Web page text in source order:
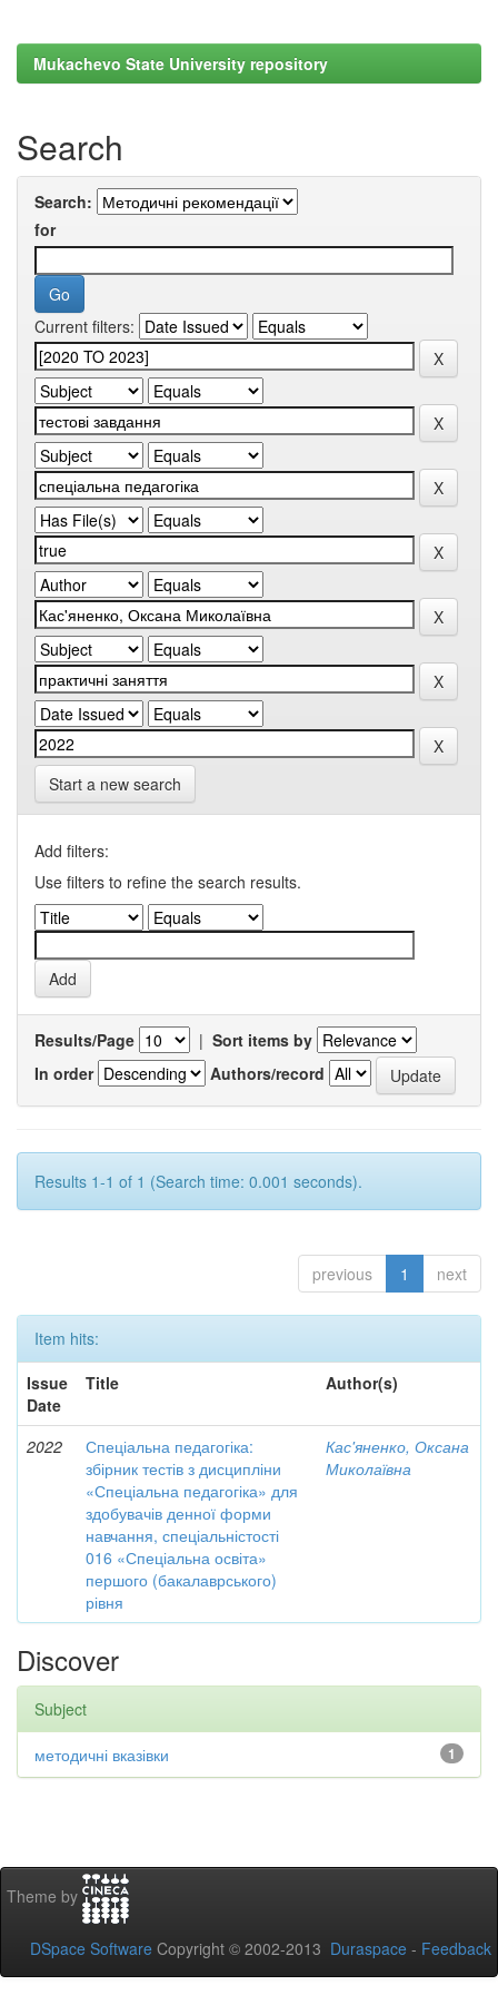
Mukachevo State University repository
Search
Search:
for
Current filters:
Start a new search
Add filters:
Use filters to refine the search results.
Results/Page | Sort items by
In order
Authors/record
Results 1-1 of 1 (Search time: 0.001 seconds).
previous 1 next
Item hits:
Issue
Date
Title Author(s)
2022
Спеціальна педагогіка:
збірник тестів з дисципліни
«Спеціальна педагогіка» для
здобувачів денної форми
навчання, спеціальністості
016 «Спеціальна освіта»
першого (бакалаврського)
рівня
Кас'яненко, Оксана
Миколаївна
Discover
Subject
1
методичні вказівки
Theme by
DSpace Software Copyright © 2002-2013 Duraspace - Feedback